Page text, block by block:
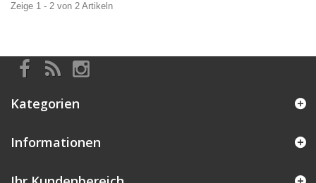
Zeige 1 - 2 von 2 Artikeln
Kategorien
Informationen